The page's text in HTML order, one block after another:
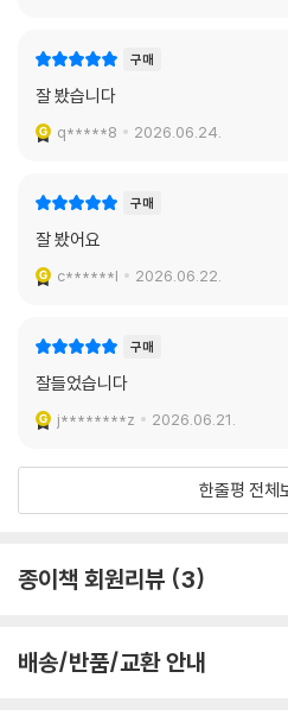
다시 그를 부른다
김대중의 마지막 눈물
로라면 “8년간 ‘김대중 글 감옥’에 갇혀
물」에 실린 여섯 편의 글은 단순히 김
해 쓴 글들이다. 위태로운 민주주의 앞에
민의정부 정권 재창출」) 그를 불러냈다
이름을 필요로 하진 않는지 김택근의 글
구매
잘 봤습니다
q*****8 2026.06.24.
구매
잘 봤어요
c******l 2026.06.22.
구매
잘들었습니다
j********z 2026.06.21.
한줄평 전체
종이책 회원리뷰 3
배송/반품/교환 안내